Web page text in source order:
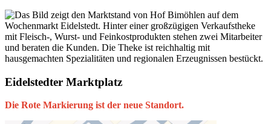
Eidelstedter Marktplatz
Die Rote Markierung ist der neue Standort.